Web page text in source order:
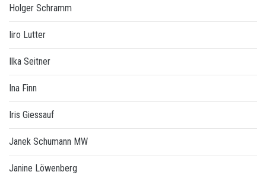
Holger Schramm
Iiro Lutter
Ilka Seitner
Ina Finn
Iris Giessauf
Janek Schumann MW
Janine Löwenberg